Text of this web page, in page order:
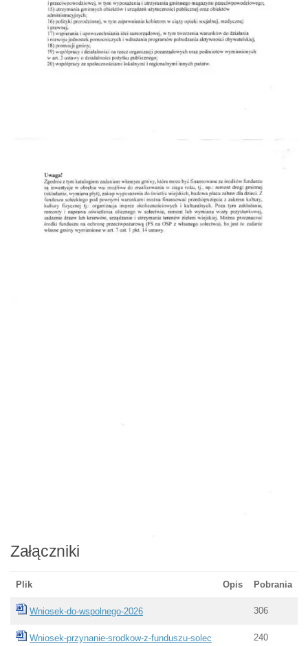
Załączniki
Plik Opis Pobrania
Wniosek-do-wspolnego-2026 306
Wniosek-przynanie-srodkow-z-funduszu-solec
240